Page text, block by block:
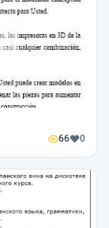
66 0